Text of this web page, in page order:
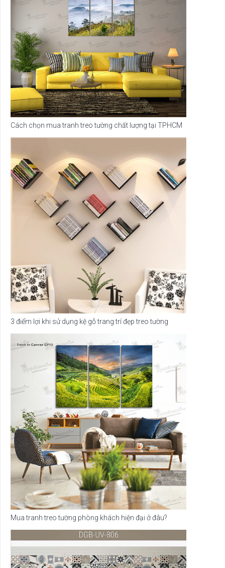
Cách chọn mua tranh treo tường chất lượng tại TPHCM
3 điểm lợi khi sử dụng kệ gỗ trang trí đẹp treo tường
Mua tranh treo tường phòng khách hiện đại ở đâu?